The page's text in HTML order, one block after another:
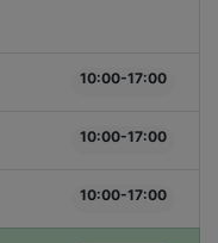
10:00-17:00
10:00-17:00
10:00-17:00